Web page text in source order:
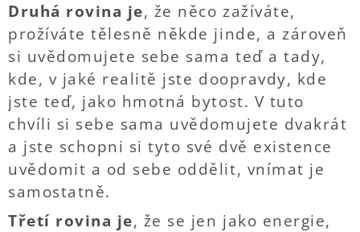
Druhá rovina je, že něco zažíváte,
prožíváte tělesně někde jinde, a zároveň
si uvědomujete sebe sama teď a tady,
kde, v jaké realitě jste doopravdy, kde
jste teď, jako hmotná bytost. V tuto
chvíli si sebe sama uvědomujete dvakrát
a jste schopni si tyto své dvě existence
uvědomit a od sebe oddělit, vnímat je
samostatně.
Třetí rovina je, že se jen jako energie,